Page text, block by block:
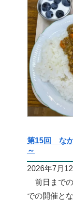
第15回 なか
～
2026年7月12
前日までの
での開催と